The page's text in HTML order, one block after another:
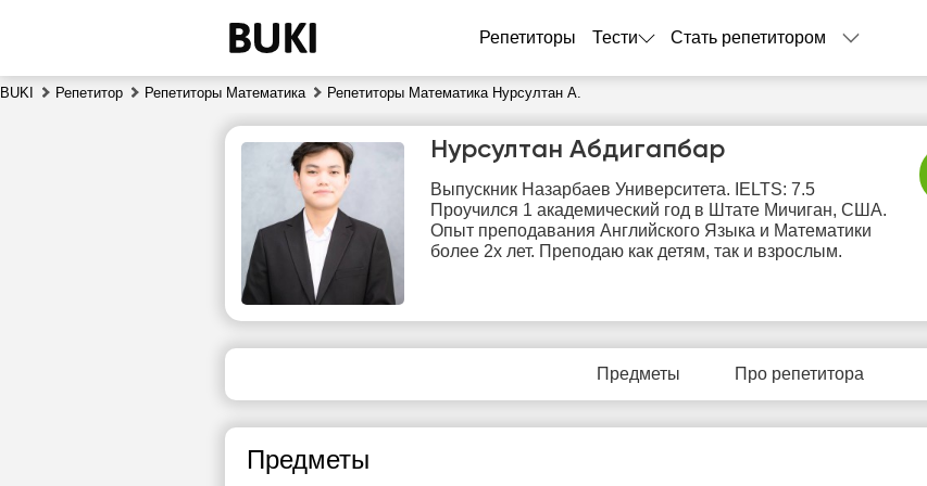
Репетиторы Тести Стать репетитором
BUKI Репетитор Репетиторы Математика Репетиторы Математика Нурсултан А.
Нурсултан Абдигапбар
Выпускник Назарбаев Университета. IELTS: 7.5
Проучился 1 академический год в Штате Мичиган, США.
Опыт преподавания Английского Языка и Математики
более 2х лет. Преподаю как детям, так и взрослым.
Предметы Про репетитора
Предметы
пт
7
8
9
10
11
свободных
10:30
10:00
10:30
Нет
свободных
Нет
свободных